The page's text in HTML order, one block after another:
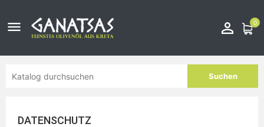
 0

Suchen
DATENSCHUTZ